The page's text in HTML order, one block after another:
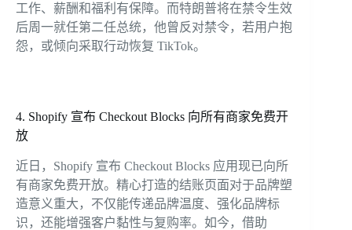
工作、薪酬和福利有保障。而特朗普将在禁令生效
后周一就任第二任总统，他曾反对禁令，若用户抱
怨，或倾向采取行动恢复 TikTok。
4. Shopify 宣布 Checkout Blocks 向所有商家免费开
放
近日，Shopify 宣布 Checkout Blocks 应用现已向所
有商家免费开放。精心打造的结账页面对于品牌塑
造意义重大，不仅能传递品牌温度、强化品牌标
识，还能增强客户黏性与复购率。如今，借助